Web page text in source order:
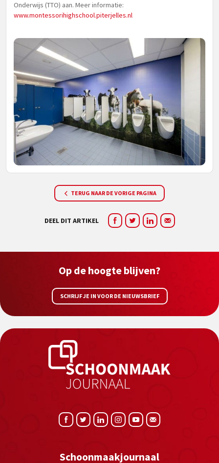
Onderwijs (TTO) aan. Meer informatie:
www.montessorihighschool.piterjelles.nl
TERUG NAAR DE VORIGE PAGINA
DEEL DIT ARTIKEL
Op de hoogte blijven?
SCHRIJF JE IN VOOR DE NIEUWSBRIEF
Schoonmaakjournaal